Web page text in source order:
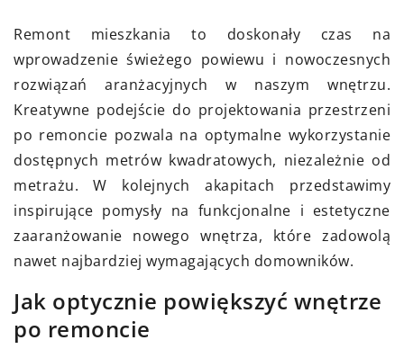
Remont mieszkania to doskonały czas na
wprowadzenie świeżego powiewu i nowoczesnych
rozwiązań aranżacyjnych w naszym wnętrzu.
Kreatywne podejście do projektowania przestrzeni
po remoncie pozwala na optymalne wykorzystanie
dostępnych metrów kwadratowych, niezależnie od
metrażu. W kolejnych akapitach przedstawimy
inspirujące pomysły na funkcjonalne i estetyczne
zaaranżowanie nowego wnętrza, które zadowolą
nawet najbardziej wymagających domowników.
Jak optycznie powiększyć wnętrze
po remoncie